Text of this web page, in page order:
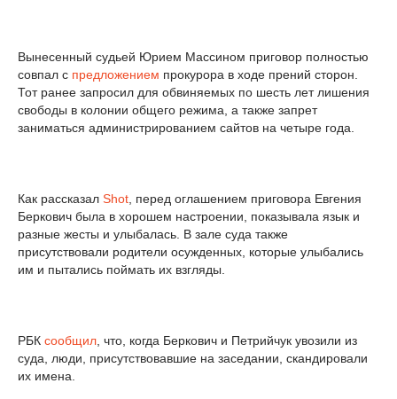
Вынесенный судьей Юрием Массином приговор полностью
совпал с предложением прокурора в ходе прений сторон.
Тот ранее запросил для обвиняемых по шесть лет лишения
свободы в колонии общего режима, а также запрет
заниматься администрированием сайтов на четыре года.
Как рассказал Shot , перед оглашением приговора Евгения
Беркович была в хорошем настроении, показывала язык и
разные жесты и улыбалась. В зале суда также
присутствовали родители осужденных, которые улыбались
им и пытались поймать их взгляды.
РБК сообщил , что, когда Беркович и Петрийчук увозили из
суда, люди, присутствовавшие на заседании, скандировали
их имена.